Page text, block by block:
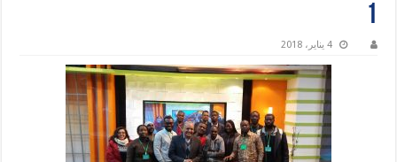
1
4 يناير، 2018